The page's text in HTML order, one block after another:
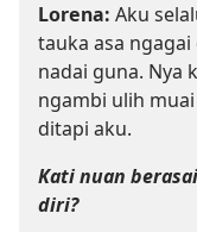
Lorena: Aku
tauka asa
nadai guna. Nya
ngambi ulih
ditapi aku.
Kati nuan
diri?